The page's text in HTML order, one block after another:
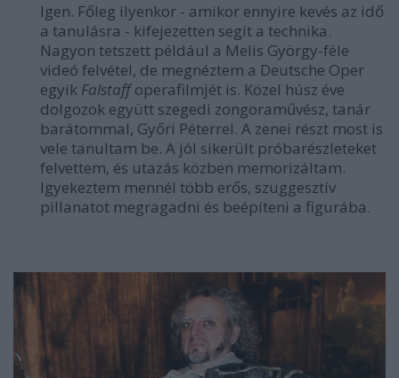
Igen. Főleg ilyenkor - amikor ennyire kevés az idő
a tanulásra - kifejezetten segít a technika.
Nagyon tetszett például a Melis György-féle
videó felvétel, de megnéztem a Deutsche Oper
egyik Falstaffoperafilmjét is. Közel húsz éve
dolgozok együtt szegedi zongoraművész, tanár
barátommal, Győri Péterrel. A zenei részt most is
vele tanultam be. A jól sikerült próbarészleteket
felvettem, és utazás közben memorizáltam.
Igyekeztem mennél több erős, szuggesztív
pillanatot megragadni és beépíteni a figurába.